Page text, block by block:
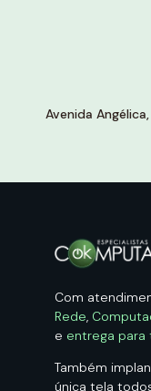
Avenida
Com
Rede,
e entrega para
Também
única tela